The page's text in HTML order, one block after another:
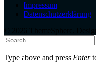
Impressum
Datenschutzerklärung
Type above and press Enter